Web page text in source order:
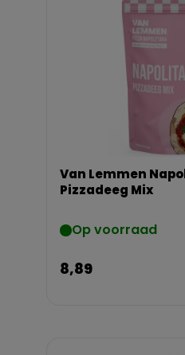
Van Lemmen
Pizzadeeg Mix
Op voorraad
8,89